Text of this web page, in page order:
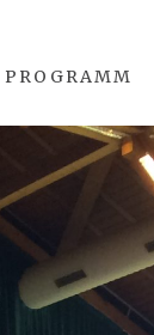
PROGRAMM